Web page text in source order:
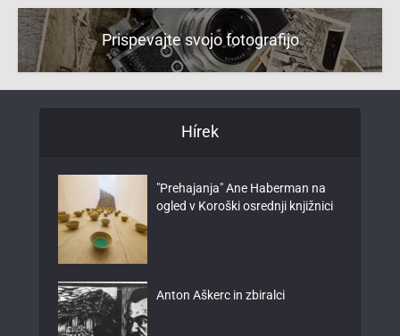
Prispevajte svojo fotografijo
Hírek
"Prehajanja" Ane Haberman na
ogled v Koroški osrednji knjižnici
Anton Aškerc in zbiralci